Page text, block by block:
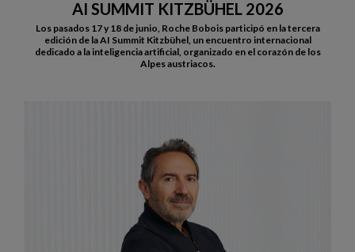
AI SUMMIT KITZBÜHEL 2026
Los pasados 17 y 18 de junio, Roche Bobois participó en la tercera
edición de la AI Summit Kitzbühel, un encuentro internacional
dedicado a la inteligencia artificial, organizado en el corazón de los
Alpes austriacos.